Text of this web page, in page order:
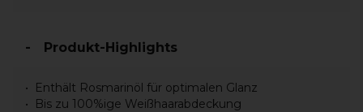
Produkt-Highlights
Enthält Rosmarinöl für optimalen Glanz
Bis zu 100%ige Weißhaarabdeckung